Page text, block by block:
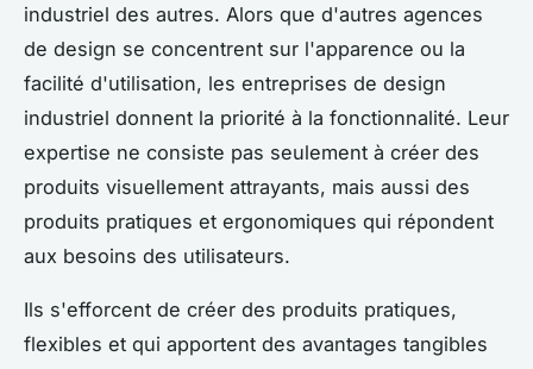
industriel des autres. Alors que d'autres agences
de design se concentrent sur l'apparence ou la
facilité d'utilisation, les entreprises de design
industriel donnent la priorité à la fonctionnalité. Leur
expertise ne consiste pas seulement à créer des
produits visuellement attrayants, mais aussi des
produits pratiques et ergonomiques qui répondent
aux besoins des utilisateurs.
Ils s'efforcent de créer des produits pratiques,
flexibles et qui apportent des avantages tangibles